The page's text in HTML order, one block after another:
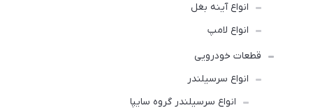
انواع آینه بغل
انواع لامپ
قطعات خودرویی
انواع سرسیلندر
انواع سرسیلندر گروه سایپا